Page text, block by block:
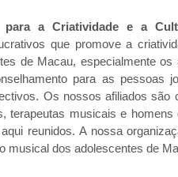
para a Criatividade e a
que promove a
de Macau, especialmente
para as pessoas
Os nossos afiliados são
terapeutas musicais e
reunidos. A nossa
musical dos adolescentes de